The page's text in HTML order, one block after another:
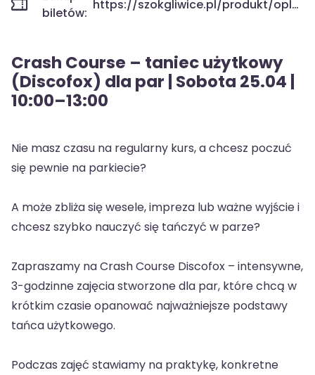
biletów:
https://szokgliwice.pl/produkt/oplata-za-crash-course-discofoxa/
Crash Course – taniec użytkowy
(Discofox) dla par | Sobota 25.04 |
10:00–13:00
Nie masz czasu na regularny kurs, a chcesz poczuć
się pewnie na parkiecie?
A może zbliża się wesele, impreza lub ważne wyjście i
chcesz szybko nauczyć się tańczyć w parze?
Zapraszamy na Crash Course Discofox – intensywne,
3-godzinne zajęcia stworzone dla par, które chcą w
krótkim czasie opanować najważniejsze podstawy
tańca użytkowego.
Podczas zajęć stawiamy na praktykę, konkretne